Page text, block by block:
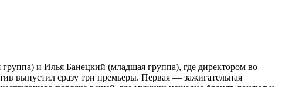
и Илья Банецкий (младшая группа), где директором во
выпустил сразу три премьеры. Первая — зажигательная